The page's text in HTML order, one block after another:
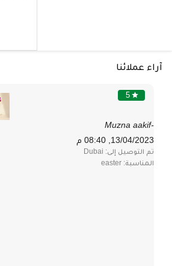
آراء عملائنا
5 star
-Muzna aakif
13/04/2023, 08:40 م
تم التوصيل إلى: Dubai
المناسبة: easter